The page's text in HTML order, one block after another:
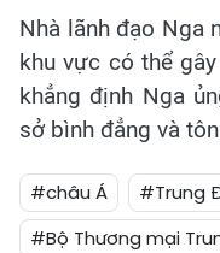
Nhà lãnh đạo Nga
khu vực có thể
khẳng định Nga
sở bình đẳng và
#châu Á #Trung
#Bộ Thương mại